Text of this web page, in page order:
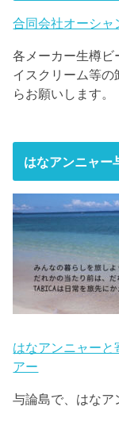
合同会社オーシャ
各メーカー生樽ビ
イスクリーム等
らお願いします。
はなアンニャー
はなアンニャー
アー
与論島で、はなア